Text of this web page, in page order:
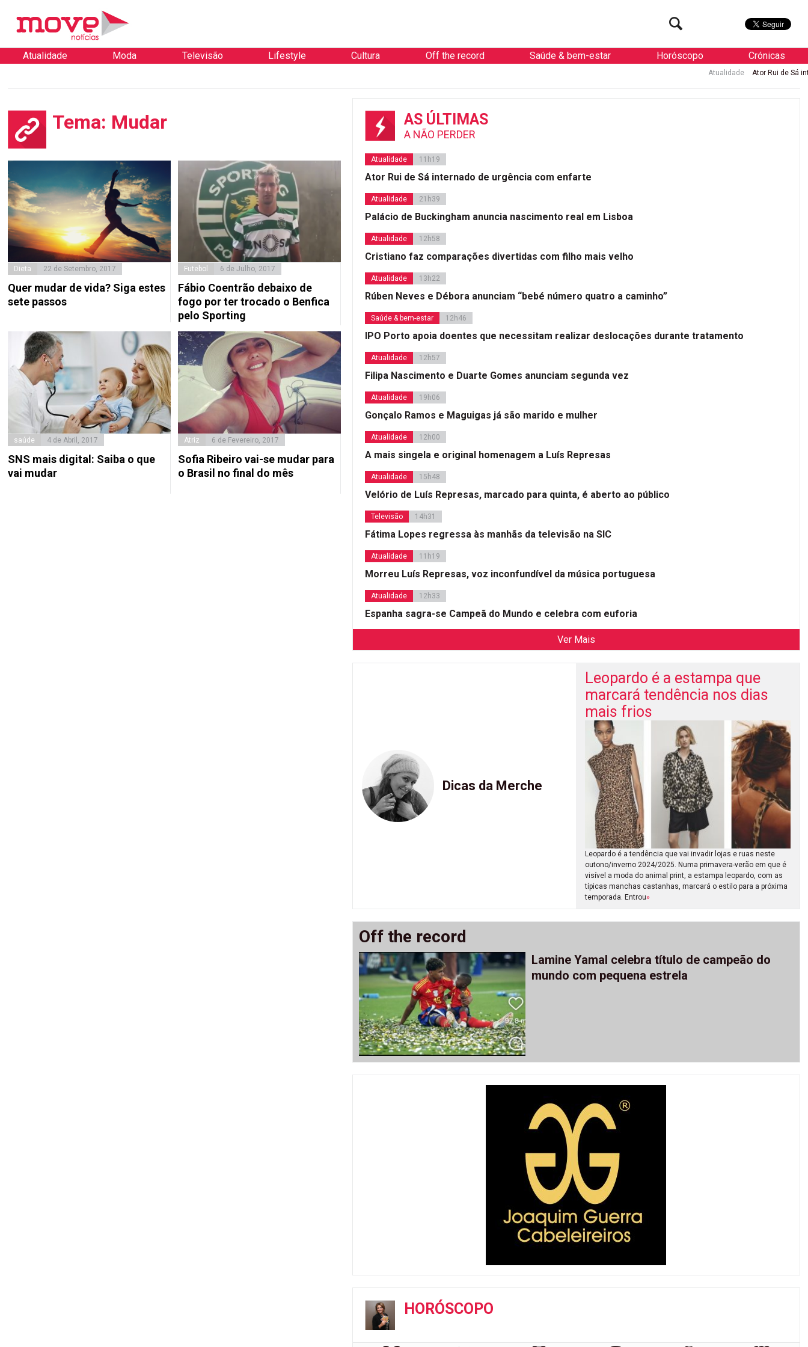
Atualidade Moda Televisão Lifestyle Cultura Off the record Saúde & bem-estar Horóscopo Crónicas
Atualidade Ator Rui de Sá internado
Tema: Mudar
Dieta 22 de Setembro, 2017
Quer mudar de vida? Siga estes
sete passos
Futebol 6 de Julho, 2017
Fábio Coentrão debaixo de
fogo por ter trocado o Benfica
pelo Sporting
saúde 4 de Abril, 2017
SNS mais digital: Saiba o que
vai mudar
Atriz 6 de Fevereiro, 2017
Sofia Ribeiro vai-se mudar para
o Brasil no final do mês
AS ÚLTIMAS
A NÃO PERDER
Atualidade 11h19
Ator Rui de Sá internado de urgência com enfarte
Atualidade 21h39
Palácio de Buckingham anuncia nascimento real em Lisboa
Atualidade 12h58
Cristiano faz comparações divertidas com filho mais velho
Atualidade 13h22
Rúben Neves e Débora anunciam “bebé número quatro a caminho”
Saúde & bem-estar 12h46
IPO Porto apoia doentes que necessitam realizar deslocações durante tratamento
Atualidade 12h57
Filipa Nascimento e Duarte Gomes anunciam segunda vez
Atualidade 19h06
Gonçalo Ramos e Maguigas já são marido e mulher
Atualidade 12h00
A mais singela e original homenagem a Luís Represas
Atualidade 15h48
Velório de Luís Represas, marcado para quinta, é aberto ao público
Televisão 14h31
Fátima Lopes regressa às manhãs da televisão na SIC
Atualidade 11h19
Morreu Luís Represas, voz inconfundível da música portuguesa
Atualidade 12h33
Espanha sagra-se Campeã do Mundo e celebra com euforia
Ver Mais
Dicas da Merche
Leopardo é a estampa que
marcará tendência nos dias
mais frios
Leopardo é a tendência que vai invadir lojas e ruas neste
outono/inverno 2024/2025. Numa primavera-verão em que é
visível a moda do animal print, a estampa leopardo, com as
típicas manchas castanhas, marcará o estilo para a próxima
temporada. Entrou»
Off the record
Lamine Yamal celebra título de campeão do
mundo com pequena estrela
HORÓSCOPO